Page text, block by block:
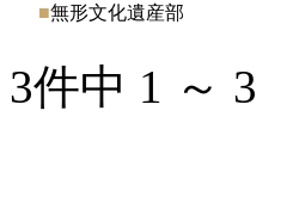
■無形文化遺産部
3件中 1 ～ 3